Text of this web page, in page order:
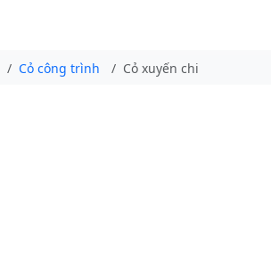
Cỏ công trình Cỏ xuyến chi